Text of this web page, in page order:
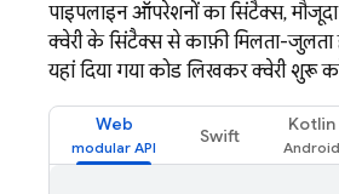
पाइपलाइन ऑपरेशनों का सिंटैक्स, मौजूदा
क्वेरी के सिंटैक्स से काफ़ी मिलता-
यहां दिया गया कोड लिखकर क्वेरी शुरू
Web
Swift
Kotlin